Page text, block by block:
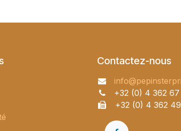
Contactez-nous
+32 (0) 4 362 67
+32 (0) 4 362